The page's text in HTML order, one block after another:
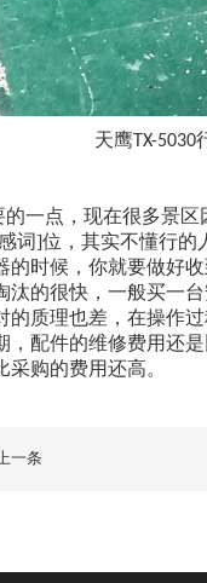
天鹰 TX-5030
一点，现在很多景区
词]位，其实不懂行的
的时候，你就要做好
汰的很快，一般买一
的质理也差，在操作
，配件的维修费用还
采购的费用还高。
一条